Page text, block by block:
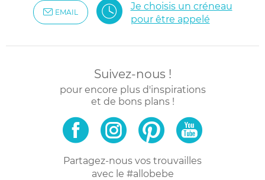
EMAIL
Je choisis un créneau
pour être appelé
Suivez-nous !
pour encore plus d'inspirations
et de bons plans !
Partagez-nous vos trouvailles
avec le #allobebe